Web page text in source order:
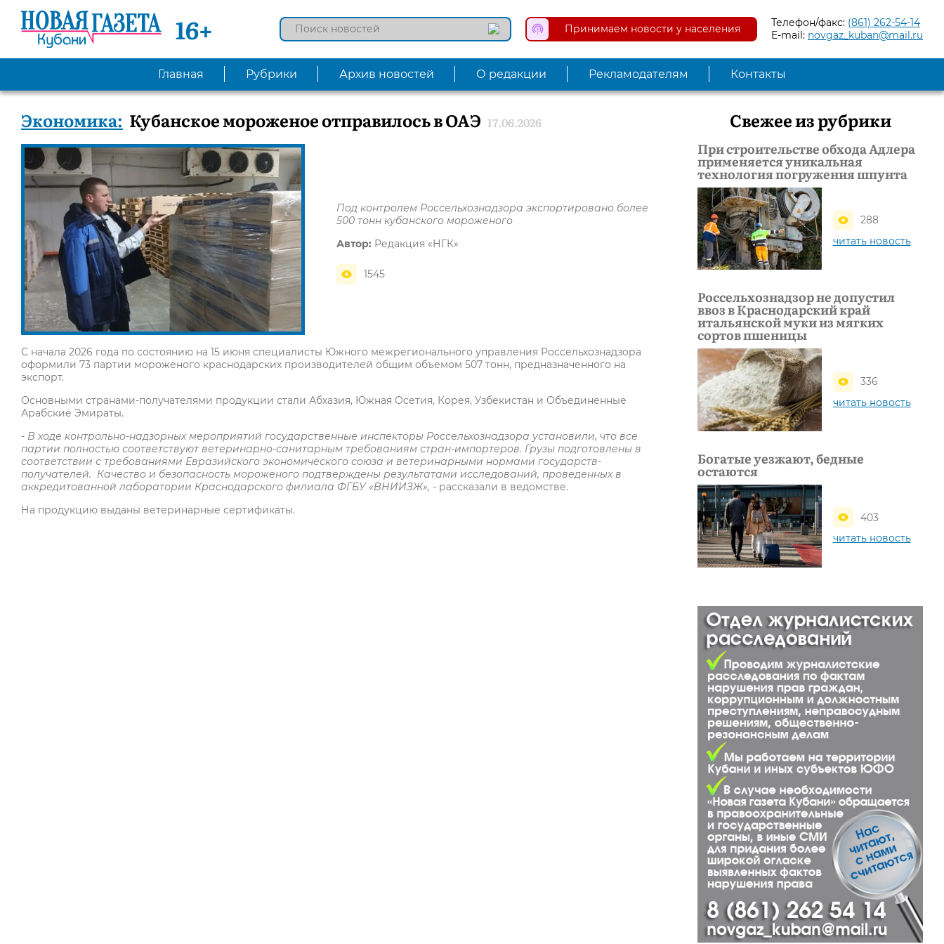
16+ Принимаем новости у населения Телефон/факс: (861) 262-54-14
E-mail: novgaz_kuban@mail.ru
Главная Рубрики Архив новостей О редакции Рекламодателям Контакты
Экономика: Кубанское мороженое отправилось в ОАЭ 17.06.2026
Под контролем Россельхознадзора экспортировано более
500 тонн кубанского мороженого
Автор: Редакция «НГК»
1545
С начала 2026 года по состоянию на 15 июня специалисты Южного межрегионального управления Россельхознадзора
оформили 73 партии мороженого краснодарских производителей общим объемом 507 тонн, предназначенного на
экспорт.
Основными странами-получателями продукции стали Абхазия, Южная Осетия, Корея, Узбекистан и Объединенные
Арабские Эмираты.
- В ходе контрольно-надзорных мероприятий государственные инспекторы Россельхознадзора установили, что все
партии полностью соответствуют ветеринарно-санитарным требованиям стран-импортеров. Грузы подготовлены в
соответствии с требованиями Евразийского экономического союза и ветеринарными нормами государств-
получателей. Качество и безопасность мороженого подтверждены результатами исследований, проведенных в
аккредитованной лаборатории Краснодарского филиала ФГБУ «ВНИИЗЖ», - рассказали в ведомстве.
На продукцию выданы ветеринарные сертификаты.
Свежее из рубрики
При строительстве обхода Адлера
применяется уникальная
технология погружения шпунта
288
читать новость
Россельхознадзор не допустил
ввоз в Краснодарский край
итальянской муки из мягких
сортов пшеницы
336
читать новость
Богатые уезжают, бедные
остаются
403
читать новость